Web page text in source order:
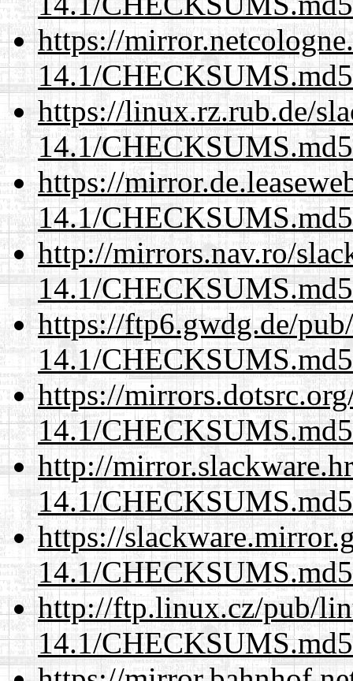
https://
14.1/
https://linux.rz.rub.de/
14.1/
https://
14.1/
http://mirrors.nav.ro/
14.1/
https://ftp6.gwdg.de/
14.1/
https://
14.1/
http://
14.1/
https://
14.1/
http://ftp.linux.cz/pub/
14.1/